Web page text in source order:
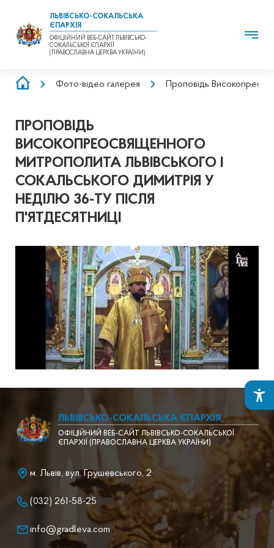
ЛЬВІВСЬКО-СОКАЛЬСЬКА
ЄПАРХІЯ
ОФІЦІЙНИЙ ВЕБ-САЙТ ЛЬВІВСЬКО-
СОКАЛЬСЬКОЇ ЄПАРХІЇ
(ПРАВОСЛАВНА ЦЕРКВА УКРАЇНИ)
РЯДОКФото-відео галерея Проповідь
ПРОПОВІДЬ
ВИСОКОПРЕОСВЯЩЕННОГО
МИТРОПОЛИТА ЛЬВІВСЬКОГО І
СОКАЛЬСЬКОГО ДИМИТРІЯ У
НЕДІЛЮ 36-ТУ ПІСЛЯ
П'ЯТДЕСЯТНИЦІ
ЛЬВІВСЬКО-СОКАЛЬСЬКА ЄПАРХІЯ
ОФІЦІЙНИЙ ВЕБ-САЙТ ЛЬВІВСЬКО-СОКАЛЬСЬКОЇ
ЄПАРХІЇ (ПРАВОСЛАВНА ЦЕРКВА УКРАЇНИ)
м. Львів, вул. Грушевського, 2
(032) 261-58-25
info@gradleva.com